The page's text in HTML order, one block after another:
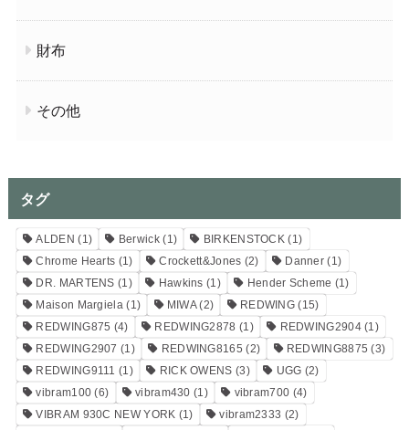
財布
その他
タグ
ALDEN (1) Berwick(1) BIRKENSTOCK (1)
Chrome Hearts (1) Crockett&Jones (2) Danner (1)
DR. MARTENS (1) Hawkins (1) Hender Scheme (1)
Maison Margiela(1) MIWA(2) REDWING (15)
REDWING875 (4) REDWING2878 (1) REDWING2904(1)
REDWING2907 (1) REDWING8165 (2) REDWING8875 (3)
REDWING9111 (1) RICK OWENS (3) UGG (2)
vibram100 (6) vibram430 (1) vibram700 (4)
VIBRAM 930C NEW YORK (1) vibram2333 (2)